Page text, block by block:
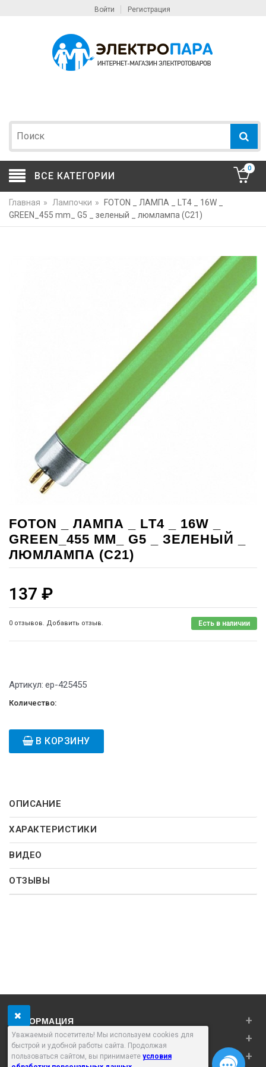
Войти Регистрация
ВСЕ КАТЕГОРИИ
0
Главная » Лампочки »
FOTON _ ЛАМПА _ LТ4 _ 16W _
GREEN_455 mm_ G5 _ зеленый _ люмлампа (C21)
FOTON _ ЛАМПА _ LТ4 _ 16W _
GREEN_455 MM_ G5 _ ЗЕЛЕНЫЙ _
ЛЮМЛАМПА (C21)
137 ₽
0 отзывов. Добавить отзыв. Есть в наличии
Артикул: ep-425455
Количество:
В КОРЗИНУ
ОПИСАНИЕ
ХАРАКТЕРИСТИКИ
ВИДЕО
ОТЗЫВЫ
ИНФОРМАЦИЯ +
ЛИЧНЫЙ КАБИНЕТ +
ДОПОЛНИТЕЛЬНО +
Уважаемый посетитель! Мы используем cookies для
быстрой и удобной работы сайта. Продолжая
пользоваться сайтом, вы принимаете условия